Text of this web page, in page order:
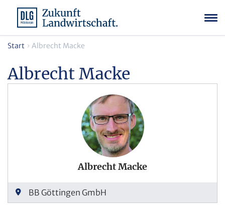
Start Albrecht Macke
Albrecht Macke
Albrecht Macke
BB Göttingen GmbH